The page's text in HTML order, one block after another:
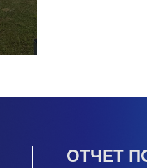
ОТЧЕТ